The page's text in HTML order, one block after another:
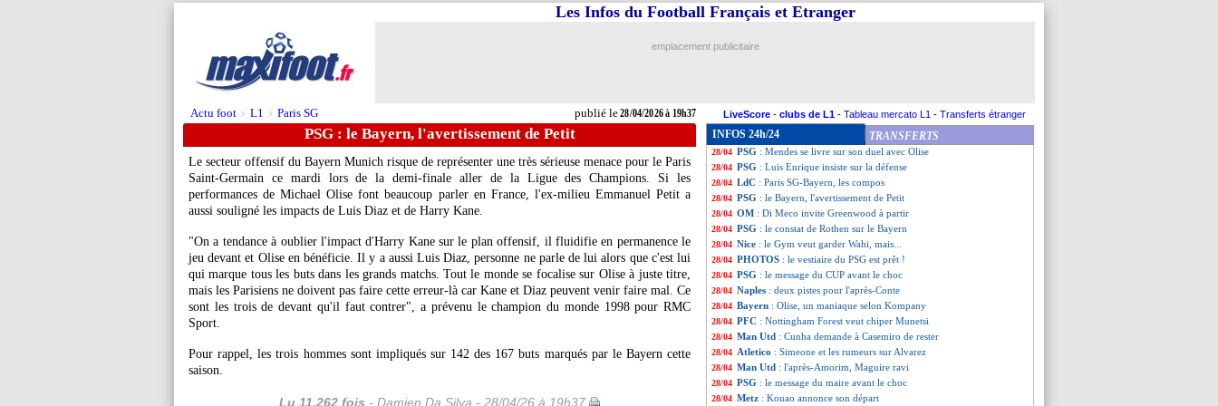
Actu foot > L1 > Paris SG publié le28/04/2026 à 19h37
Les Infos du Football Français et Etranger
emplacement publicitaire
LiveScore - clubs de L1 - Tableau mercato L1 - Transferts étranger
PSG : le Bayern, l'avertissement de Petit
Le secteur offensif du Bayern Munich risque de représenter une très sérieuse menace pour le Paris
Saint-Germain ce mardi lors de la demi-finale aller de la Ligue des Champions. Si les
performances de Michael Olise font beaucoup parler en France, l'ex-milieu Emmanuel Petit a
aussi souligné les impacts de Luis Diaz et de Harry Kane.
"On a tendance à oublier l'impact d'Harry Kane sur le plan offensif, il fluidifie en permanence le
jeu devant et Olise en bénéficie. Il y a aussi Luis Diaz, personne ne parle de lui alors que c'est lui
qui marque tous les buts dans les grands matchs. Tout le monde se focalise sur Olise à juste titre,
mais les Parisiens ne doivent pas faire cette erreur-là car Kane et Diaz peuvent venir faire mal. Ce
sont les trois de devant qu'il faut contrer", a prévenu le champion du monde 1998 pour RMC
Sport.
Pour rappel, les trois hommes sont impliqués sur 142 des 167 buts marqués par le Bayern cette
saison.
Lu 11.262 fois - Damien Da Silva - 28/04/26 à 19h37
INFOS 24h/24 TRANSFERTS
28/04 Man Utd: aucune garantie pour Carrick
28/04 VIDEO
28/04 PSG: deux records pour Luis Enrique
28/04 PSG: carton plein pour Vitinha en LdC
28/04 PSG : Mendes se livre sur son duel avec Olise
28/04 PSG : Luis Enrique insiste sur la défense
28/04 LdC : Paris SG-Bayern, les compos
28/04 PSG : le Bayern, l'avertissement de Petit
28/04 OM : Di Meco invite Greenwood à partir
28/04 PSG : le constat de Rothen sur le Bayern
28/04 Nice : le Gym veut garder Wahi, mais...
28/04 PHOTOS : le vestiaire du PSG est prêt !
28/04 PSG : le message du CUP avant le choc
28/04 Naples : deux pistes pour l'après-Conte
28/04 Bayern : Olise, un maniaque selon Kompany
28/04 PFC : Nottingham Forest veut chiper Munetsi
28/04 Man Utd : Cunha demande à Casemiro de rester
28/04 Atletico : Simeone et les rumeurs sur Alvarez
28/04 Man Utd : l'après-Amorim, Maguire ravi
28/04 PSG : le message du maire avant le choc
28/04 Metz : Kouao annonce son départ